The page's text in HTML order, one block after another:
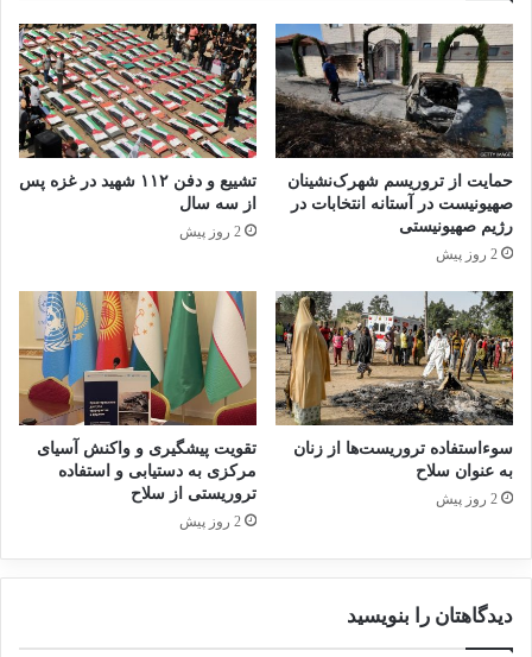
حمایت از تروریسم شهرک‌نشینان
صهیونیست در آستانه انتخابات در
رژیم صهیونیستی
2 روز پیش
تشییع و دفن ۱۱۲ شهید در غزه پس
از سه سال
2 روز پیش
سوءاستفاده تروریست‌ها از زنان
به عنوان سلاح
2 روز پیش
تقویت پیشگیری و واکنش آسیای
مرکزی به دستیابی و استفاده
تروریستی از سلاح
2 روز پیش
دیدگاهتان را بنویسید